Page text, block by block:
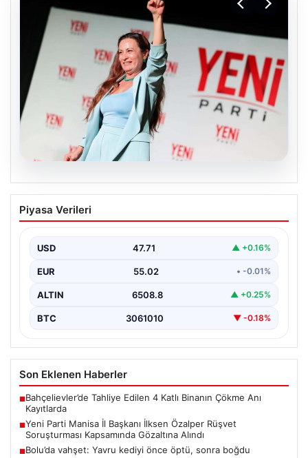
Yeni Parti Manisa İl Başkanı İlksen
Özalper Rüşvet Soruşturması
Manisa’da yürütülen önemli bir rüşvet soruşturmasında
Piyasa Verileri
USD 47.71 ▲ +0.16%
EUR 55.02 • -0.01%
ALTIN 6508.8 ▲ +0.25%
BTC 3061010 ▼ -0.18%
Son Eklenen Haberler
■Bahçelievler’de Tahliye Edilen 4 Katlı Binanın Çökme Anı
Kayıtlarda
■Yeni Parti Manisa İl Başkanı İlksen Özalper Rüşvet
Soruşturması Kapsamında Gözaltına Alındı
■Bolu’da vahşet: Yavru kediyi önce öptü, sonra boğdu